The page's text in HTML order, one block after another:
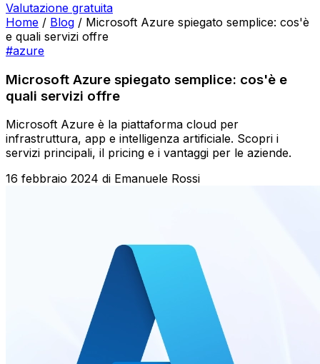
Valutazione gratuita
Home / Blog / Microsoft Azure spiegato semplice: cos'è
e quali servizi offre
#azure
Microsoft Azure spiegato semplice: cos'è e
quali servizi offre
Microsoft Azure è la piattaforma cloud per
infrastruttura, app e intelligenza artificiale. Scopri i
servizi principali, il pricing e i vantaggi per le aziende.
16 febbraio 2024 di Emanuele Rossi